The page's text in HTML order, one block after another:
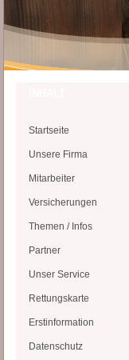
Startseite
Unsere Firma
Mitarbeiter
Versicherungen
Themen / Infos
Partner
Unser Service
Rettungskarte
Erstinformation
Datenschutz